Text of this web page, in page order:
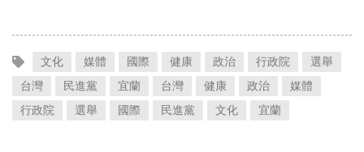
文化 媒體 國際 健康 政治 行政院
選舉
台灣
民進黨 宜蘭 台灣 健康 政治
媒體
行政院
選舉 國際 民進黨 文化 宜蘭